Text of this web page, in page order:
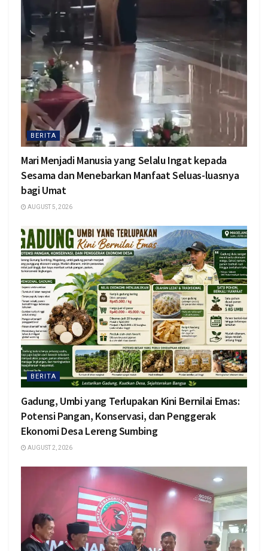
BERITA
Mari Menjadi Manusia yang Selalu Ingat kepada
Sesama dan Menebarkan Manfaat Seluas-luasnya
bagi Umat
AUGUST 5, 2026
BERITA
Gadung, Umbi yang Terlupakan Kini Bernilai Emas:
Potensi Pangan, Konservasi, dan Penggerak
Ekonomi Desa Lereng Sumbing
AUGUST 2, 2026